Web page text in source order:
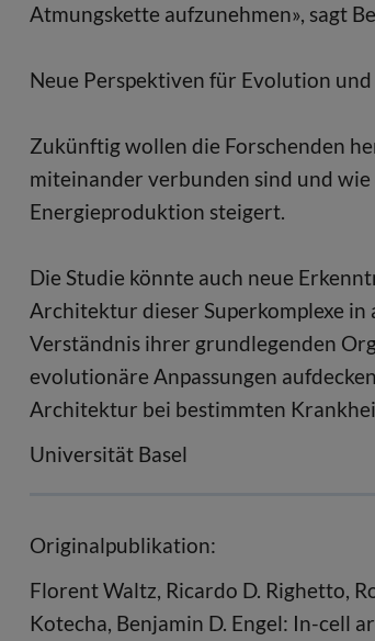
Atmungskette aufzunehmen», sagt
Neue Perspektiven für Evolution
Zukünftig wollen die Forschenden
miteinander verbunden sind und
Energieproduktion steigert.
Die Studie könnte auch neue
Architektur dieser Superkomplexe
Verständnis ihrer grundlegenden
evolutionäre Anpassungen
Architektur bei bestimmten
Universität Basel
Originalpublikation:
Florent Waltz, Ricardo D. Righetto,
Kotecha, Benjamin D. Engel: In-cell